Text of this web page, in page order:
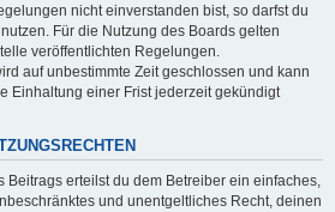
nicht einverstanden bist, so darfst du
Für die Nutzung des Boards gelten
veröffentlichten Regelungen.
auf unbestimmte Zeit geschlossen und kann
Einhaltung einer Frist jederzeit gekündigt
Beitrags erteilst du dem Betreiber ein einfaches,
und unentgeltliches Recht, deinen